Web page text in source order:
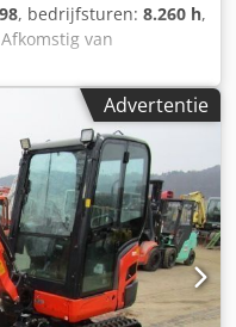
, bedrijfsturen: 8.260 h,
van
–
– Boki 4550 *
* Bedrijfsuren:
* Bouwjaar: 1998 *
breed, 3200 mm
toelating *
voor
grijperarm *
gegevens zonder
* Wij
Advertentie